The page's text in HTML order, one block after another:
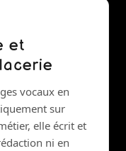
et
vocaux en
sur
elle écrit et
ni en